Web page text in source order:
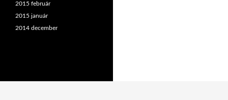
2015 február
2015 január
2014 december